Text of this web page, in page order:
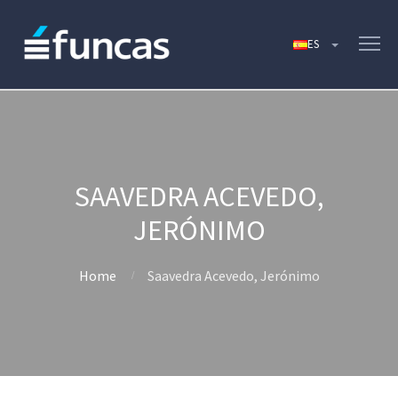
SAAVEDRA ACEVEDO,
JERÓNIMO
Home Saavedra Acevedo, Jerónimo